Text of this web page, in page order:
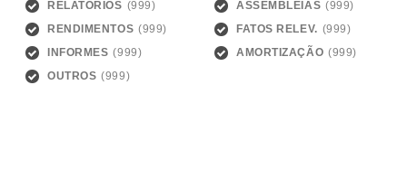
RELATÓRIOS
ASSEMBLEIAS
RENDIMENTOS
FATOS RELEV.
INFORMES
AMORTIZAÇÃO
OUTROS